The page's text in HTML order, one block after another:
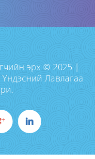
эрх © 2025 |
Лавлагаа